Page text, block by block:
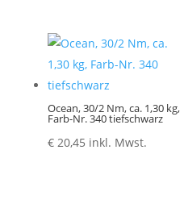
Ocean, 30/2 Nm, ca. 1,30 kg,
Farb-Nr. 340 tiefschwarz
€20,45 inkl. Mwst.